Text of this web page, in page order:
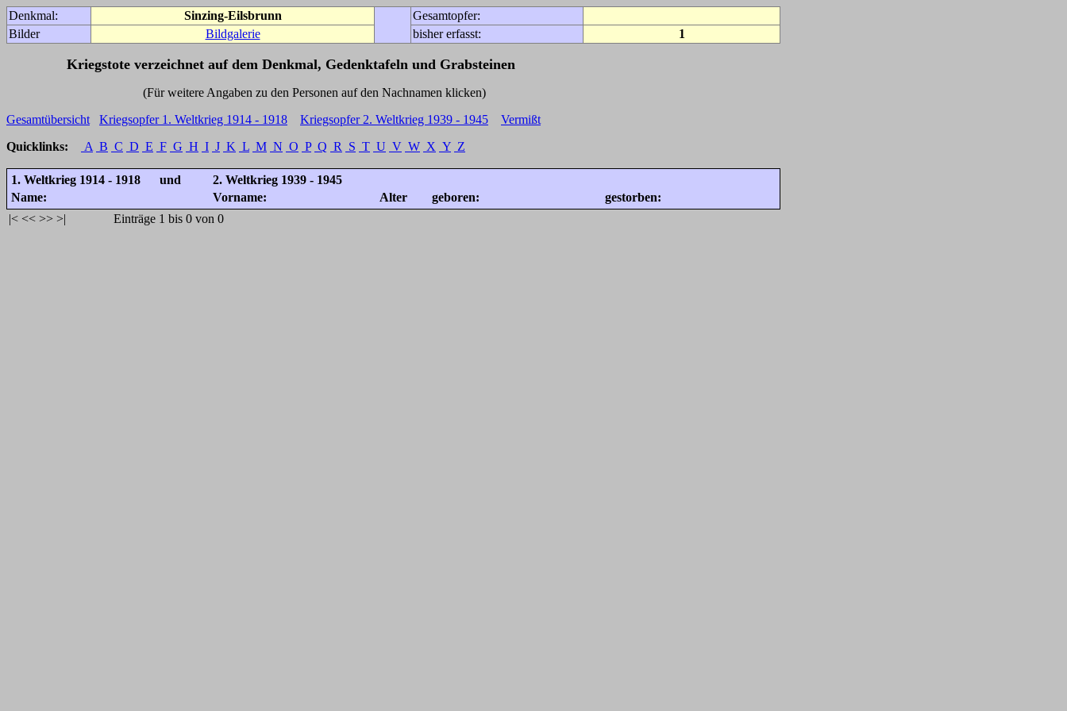
Denkmal: Sinzing-Eilsbrunn
Gesamtopfer:
Bilder
Bildgalerie bisher erfasst: 1
Kriegstote verzeichnet auf dem Denkmal, Gedenktafeln und Grabsteinen
(Für weitere Angaben zu den Personen auf den Nachnamen klicken)
Gesamtübersicht
Kriegsopfer 1. Weltkrieg 1914 - 1918 Kriegsopfer 2. Weltkrieg 1939 - 1945
Vermißt
Quicklinks:
A B C D E F G H I J K L M N O P Q R S T U V W X Y Z
1. Weltkrieg 1914 - 1918 und
2. Weltkrieg 1939 - 1945
Name:
Vorname: Alter geboren:
gestorben:
|< << >> >| Einträge 1 bis 0 von 0